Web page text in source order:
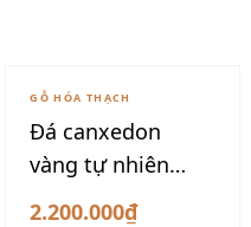
GỖ HÓA THẠCH
Đá canxedon
vàng tự nhiên
2.200.000₫